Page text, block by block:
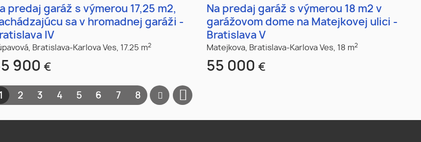
predaj garáž s výmerou 17,25 m2,
sa v hromadnej garáži -
IV
Bratislava-Karlova Ves, 17.25 m2
900 €
Na predaj garáž s výmerou 18 m2 v
garážovom dome na Matejkovej ulici -
Bratislava V
Matejkova, Bratislava-Karlova Ves, 18 m2
55 000 €
2 3 4 5 6 7 8